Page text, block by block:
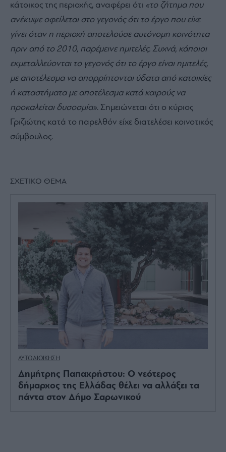
κάτοικος της περιοχής, αναφέρει ότι «το ζήτημα που
ανέκυψε οφείλεται στο γεγονός ότι το έργο που είχε
γίνει όταν η περιοχή αποτελούσε αυτόνομη κοινότητα
πριν από το 2010, παρέμεινε ημιτελές. Συχνά, κάποιοι
εκμεταλλεύονται το γεγονός ότι το έργο είναι ημιτελές,
με αποτέλεσμα να απορρίπτονται ύδατα από κατοικίες
ή καταστήματα με αποτέλεσμα κατά καιρούς να
προκαλείται δυσοσμία». Σημειώνεται ότι ο κύριος
Γριζιώτης κατά το παρελθόν είχε διατελέσει κοινοτικός
σύμβουλος.
ΣΧΕΤΙΚΟ ΘΕΜΑ
ΑΥΤΟΔΙΟΙΚΗΣΗ
Δημήτρης Παπαχρήστου: Ο νεότερος
δήμαρχος της Ελλάδας θέλει να αλλάξει τα
πάντα στον Δήμο Σαρωνικού